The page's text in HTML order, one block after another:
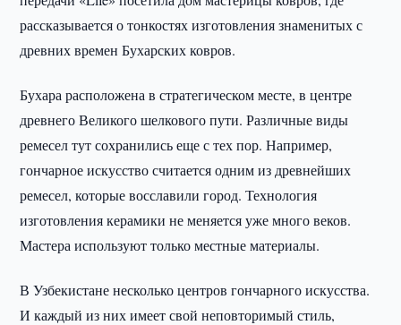
рассказывается о тонкостях изготовления знаменитых с
древних времен Бухарских ковров.
Бухара расположена в стратегическом месте, в центре
древнего Великого шелкового пути. Различные виды
ремесел тут сохранились еще с тех пор. Например,
гончарное искусство считается одним из древнейших
ремесел, которые восславили город. Технология
изготовления керамики не меняется уже много веков.
Мастера используют только местные материалы.
В Узбекистане несколько центров гончарного искусства.
И каждый из них имеет свой неповторимый стиль,